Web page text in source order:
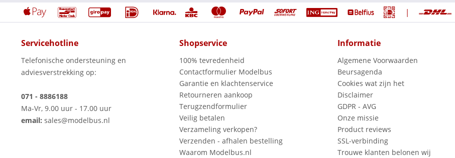
|
Servicehotline
Telefonische ondersteuning en
adviesverstrekking op:
071 - 8886188
Ma-Vr, 9.00 uur - 17.00 uur
email: sales@modelbus.nl
Shopservice
100% tevredenheid
Contactformulier Modelbus
Garantie en klachtenservice
Retourneren aankoop
Terugzendformulier
Veilig betalen
Verzameling verkopen?
Verzenden - afhalen bestelling
Waarom Modelbus.nl
Informatie
Algemene Voorwaarden
Beursagenda
Cookies wat zijn het
Disclaimer
GDPR - AVG
Onze missie
Product reviews
SSL-verbinding
Trouwe klanten belonen wij